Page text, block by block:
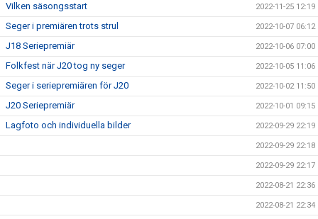
Vilken säsongsstart 2022-11-25 12:19
Seger i premiären trots strul 2022-10-07 06:12
J18 Seriepremiär 2022-10-06 07:00
Folkfest när J20 tog ny seger 2022-10-05 11:06
Seger i seriepremiären för J20 2022-10-02 11:50
J20 Seriepremiär 2022-10-01 09:15
Lagfoto och individuella bilder 2022-09-29 22:19
2022-09-29 22:18
2022-09-29 22:17
2022-08-21 22:36
2022-08-21 22:34